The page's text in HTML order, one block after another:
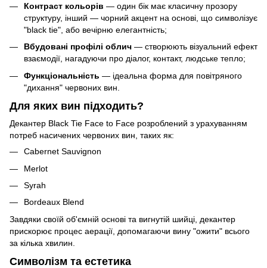
Контраст кольорів — один бік має класичну прозору
структуру, інший — чорний акцент на основі, що символізує
"black tie", або вечірню елегантність;
Вбудовані профілі облич — створюють візуальний ефект
взаємодії, нагадуючи про діалог, контакт, людське тепло;
Функціональність — ідеальна форма для повітряного
"дихання" червоних вин.
Для яких вин підходить?
Декантер Black Tie Face to Face розроблений з урахуванням
потреб насичених червоних вин, таких як:
Cabernet Sauvignon
Merlot
Syrah
Bordeaux Blend
Завдяки своїй об'ємній основі та вигнутій шийці, декантер
прискорює процес аерації, допомагаючи вину "ожити" всього
за кілька хвилин.
Символізм та естетика